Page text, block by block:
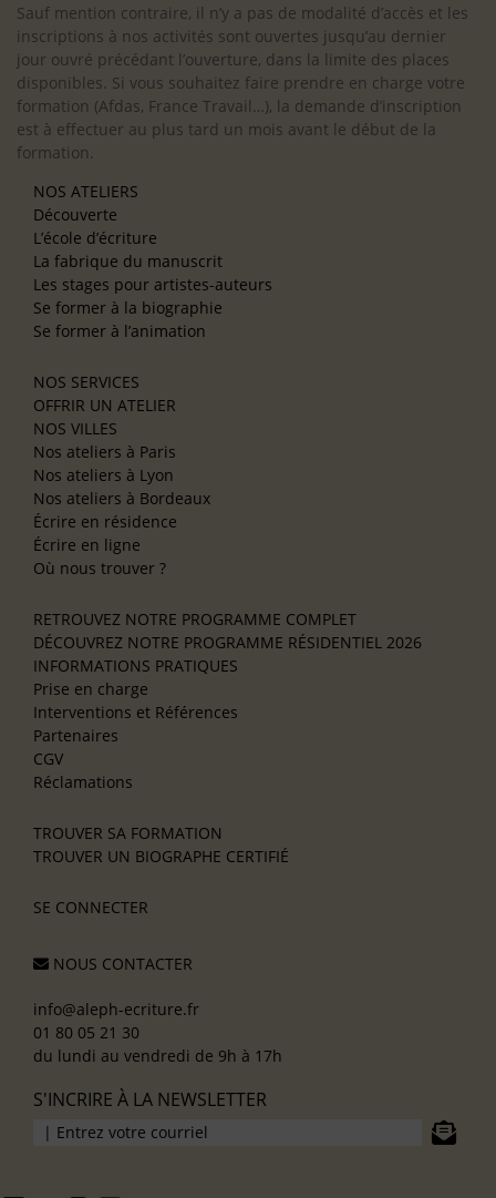
Sauf mention contraire, il n’y a pas de modalité d’accès et les
inscriptions à nos activités sont ouvertes jusqu’au dernier
jour ouvré précédant l’ouverture, dans la limite des places
disponibles. Si vous souhaitez faire prendre en charge votre
formation (Afdas, France Travail…), la demande d’inscription
est à effectuer au plus tard un mois avant le début de la
formation.
NOS ATELIERS
Découverte
L’école d’écriture
La fabrique du manuscrit
Les stages pour artistes-auteurs
Se former à la biographie
Se former à l’animation
NOS SERVICES
OFFRIR UN ATELIER
NOS VILLES
Nos ateliers à Paris
Nos ateliers à Lyon
Nos ateliers à Bordeaux
Écrire en résidence
Écrire en ligne
Où nous trouver ?
RETROUVEZ NOTRE PROGRAMME COMPLET
DÉCOUVREZ NOTRE PROGRAMME RÉSIDENTIEL 2026
INFORMATIONS PRATIQUES
Prise en charge
Interventions et Références
Partenaires
CGV
Réclamations
TROUVER SA FORMATION
TROUVER UN BIOGRAPHE CERTIFIÉ
SE CONNECTER
NOUS CONTACTER
info@aleph-ecriture.fr
01 80 05 21 30
du lundi au vendredi de 9h à 17h
S'INCRIRE À LA NEWSLETTER